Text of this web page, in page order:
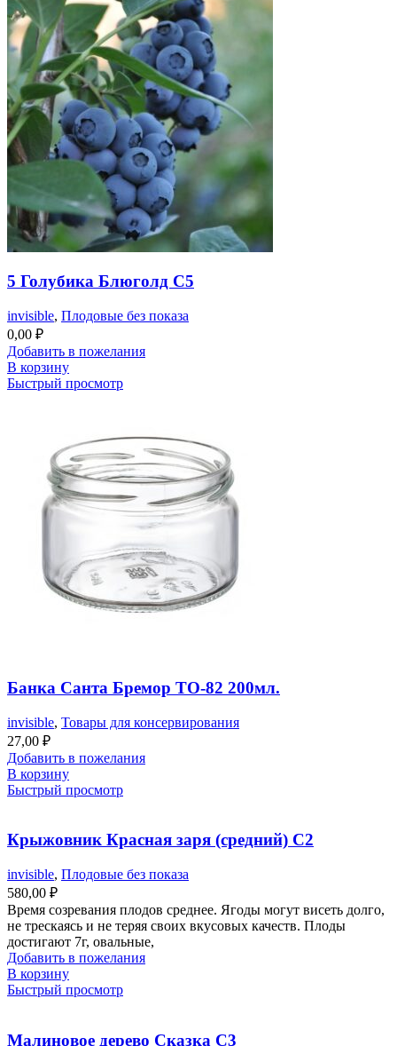
5 Голубика Блюголд С5
invisible, Плодовые без показа
0,00 ₽
Добавить в пожелания
В корзину
Быстрый просмотр
Банка Санта Бремор ТО-82 200мл.
invisible, Товары для консервирования
27,00 ₽
Добавить в пожелания
В корзину
Быстрый просмотр
Крыжовник Красная заря (средний) С2
invisible, Плодовые без показа
580,00 ₽
Время созревания плодов среднее. Ягоды могут висеть долго,
не трескаясь и не теряя своих вкусовых качеств. Плоды
достигают 7г, овальные,
Добавить в пожелания
В корзину
Быстрый просмотр
Малиновое дерево Сказка С3